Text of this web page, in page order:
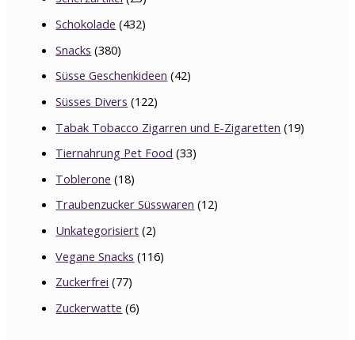
Schokolade (432)
Snacks (380)
Süsse Geschenkideen (42)
Süsses Divers (122)
Tabak Tobacco Zigarren und E-Zigaretten (19)
Tiernahrung Pet Food (33)
Toblerone (18)
Traubenzucker Süsswaren (12)
Unkategorisiert (2)
Vegane Snacks (116)
Zuckerfrei (77)
Zuckerwatte (6)